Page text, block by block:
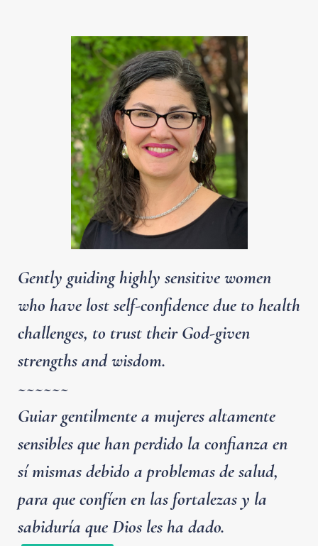
Gently guiding highly sensitive women
who have lost self-confidence due to health
challenges, to trust their God-given
strengths and wisdom.
~~~~~~
Guiar gentilmente a mujeres altamente
sensibles que han perdido la confianza en
sí mismas debido a problemas de salud,
para que confíen en las fortalezas y la
sabiduría que Dios les ha dado.